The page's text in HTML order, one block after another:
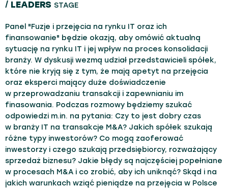
/ LEADERS STAGE
Panel "Fuzje i przejęcia na rynku IT oraz ich
finansowanie" będzie okazją, aby omówić aktualną
sytuację na rynku IT i jej wpływ na proces konsolidacji
branży. W dyskusji wezmą udział przedstawicieli spółek,
które nie kryją się z tym, że mają apetyt na przejęcia
oraz eksperci mający duże doświadczenie
w przeprowadzaniu transakcji i zapewnianiu im
finasowania. Podczas rozmowy będziemy szukać
odpowiedzi m.in. na pytania: Czy to jest dobry czas
w branży IT na transakcje M&A? Jakich spółek szukają
różne typy inwestorów? Co mogą zaoferować
inwestorzy i czego szukają przedsiębiorcy, rozważający
sprzedaż biznesu? Jakie błędy są najczęściej popełniane
w procesach M&A i co zrobić, aby ich uniknąć? Skąd i na
jakich warunkach wziąć pieniądze na przejęcia w Polsce